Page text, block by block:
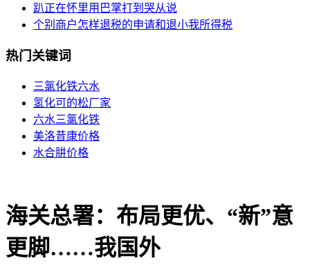
趴正在怀里用巴掌打到哭从说
个别商户怎样退税的申请和退小我所得税
热门关键词
三氯化铁六水
氢化可的松厂家
六水三氯化铁
美洛昔康价格
水合肼价格
海关总署：布局更优、“新”意
更脚……我国外